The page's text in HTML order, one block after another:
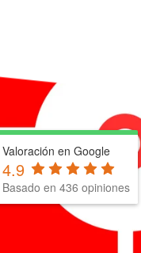
Valoración en Google
4.9
Basado en 436 opiniones